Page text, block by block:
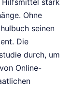
Hilfsmittel stark
Ohne
seinen
Die
durch, um
Online-